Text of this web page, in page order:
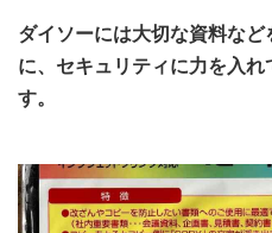
ダイソーには大切な資料な
に、セキュリティに力を入
す。